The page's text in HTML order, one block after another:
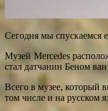
Сегодня мы спускаемся
Музей Mercedes
стал датчанин Беном ван
Всего в музее, который
том числе и на русском